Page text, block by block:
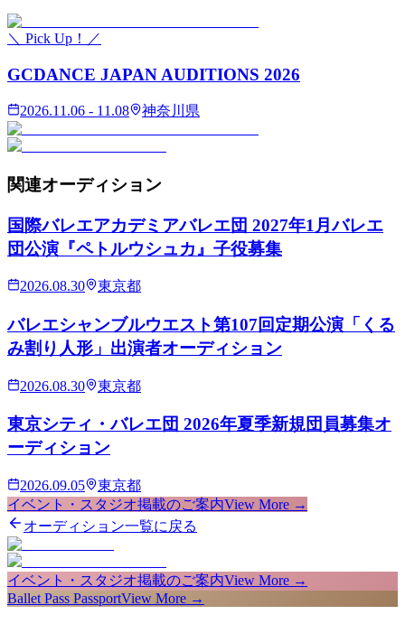
＼ Pick Up！／
GCDANCE JAPAN AUDITIONS 2026
2026.11.06 - 11.08 神奈川県
関連オーディション
国際バレエアカデミアバレエ団 2027年1月バレエ
団公演『ペトルウシュカ』子役募集
2026.08.30 東京都
バレエシャンブルウエスト第107回定期公演「くる
み割り人形」出演者オーディション
2026.08.30 東京都
東京シティ・バレエ団 2026年夏季新規団員募集オ
ーディション
2026.09.05
東京都
イベント・スタジオ掲載のご案内View More →
オーディション一覧に戻る
イベント・スタジオ掲載のご案内View More →
Ballet Pass PassportView More →